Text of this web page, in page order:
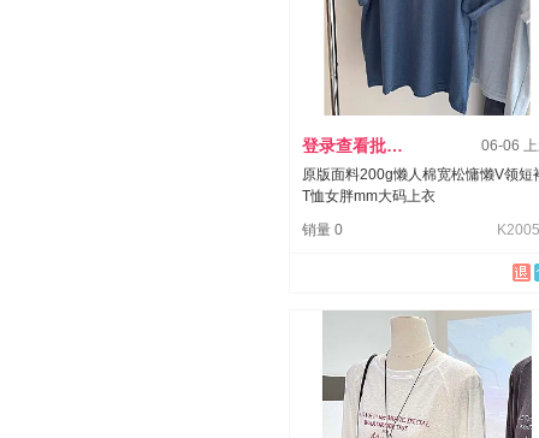
登录查看批发价
06-06
原版面料200g懒人棉宽松慵懒V领短
T恤女胖mm大码上衣
销量 0